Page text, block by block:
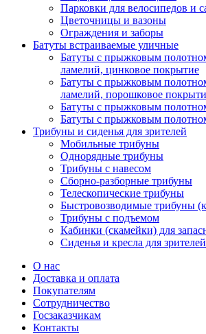
Парковки для велосипедов и
Цветочницы и вазоны
Ограждения и заборы
Батуты встраиваемые уличные
Батуты с прыжковым
ламелий, цинковое покрытие
Батуты с прыжковым
ламелий, порошковое
Батуты с прыжковым
Батуты с прыжковым
Трибуны и сиденья для зрителей
Мобильные трибуны
Однорядные трибуны
Трибуны с навесом
Сборно-разборные трибуны
Телескопические трибуны
Быстровозводимые трибуны
Трибуны с подъемом
Кабинки (скамейки) для
Сиденья и кресла для зрителей
О нас
Доставка и оплата
Покупателям
Сотрудничество
Госзаказчикам
Контакты